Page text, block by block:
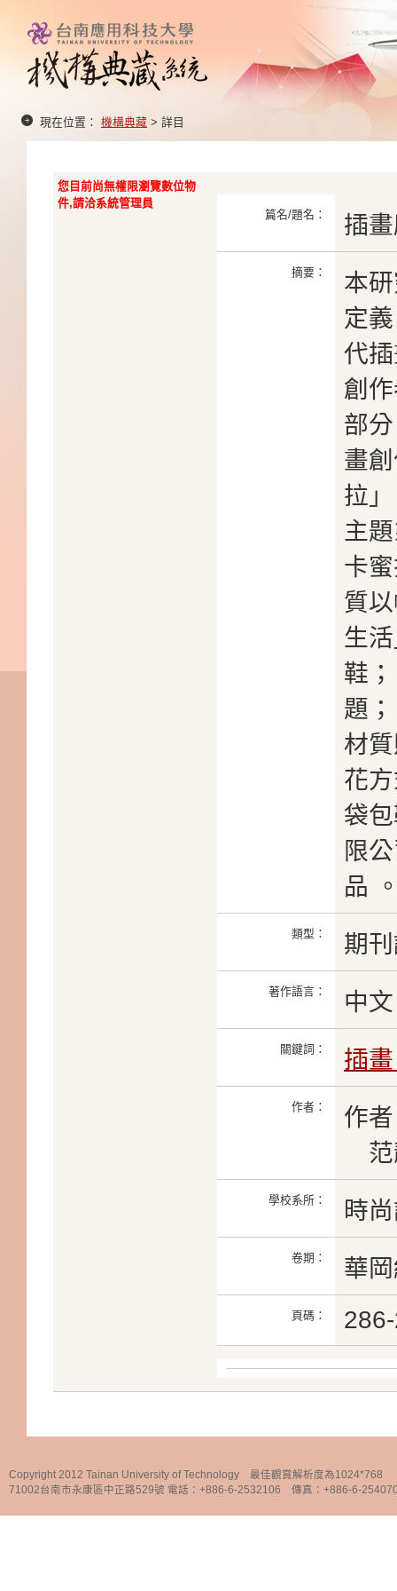
現在位置： 機構典藏 > 詳目
您目前尚無權限瀏覽數位物
件,請洽系統管理員
篇名/題名：
插
摘要：
本
定
代
創
部
畫
拉
主
卡
質
生
鞋
題
材
花
袋
限
品
類型： 期
著作語言： 中文
關鍵詞： 插
作者：
作
范
學校系所： 時
卷期： 華
頁碼：
Copyright 2012 Tainan University of Technology 最佳觀賞解析度為1024*768
71002台南市永康區中正路529號 電話：+886-6-2532106 傳真：+886-6-